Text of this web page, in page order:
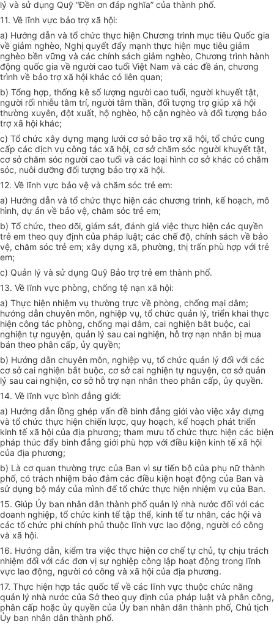
lý và sử dụng Quỹ “Đền ơn đáp nghĩa” của thành phố.
11. Về lĩnh vực bảo trợ xã hội:
a) Hướng dẫn và tổ chức thực hiện Chương trình mục tiêu Quốc gia
về giảm nghèo, Nghị quyết đẩy mạnh thực hiện mục tiêu giảm
nghèo bền vững và các chính sách giảm nghèo, Chương trình hành
động quốc gia về người cao tuổi Việt Nam và các đề án, chương
trình về bảo trợ xã hội khác có liên quan;
b) Tổng hợp, thống kê số lượng người cao tuổi, người khuyết tật,
người rối nhiễu tâm trí, người tâm thần, đối tượng trợ giúp xã hội
thường xuyên, đột xuất, hộ nghèo, hộ cận nghèo và đối tượng bảo
trợ xã hội khác;
c) Tổ chức xây dựng mạng lưới cơ sở bảo trợ xã hội, tổ chức cung
cấp các dịch vụ công tác xã hội, cơ sở chăm sóc người khuyết tật,
cơ sở chăm sóc người cao tuổi và các loại hình cơ sở khác có chăm
sóc, nuôi dưỡng đối tượng bảo trợ xã hội.
12. Về lĩnh vực bảo vệ và chăm sóc trẻ em:
a) Hướng dẫn và tổ chức thực hiện các chương trình, kế hoạch, mô
hình, dự án về bảo vệ, chăm sóc trẻ em;
b) Tổ chức, theo dõi, giám sát, đánh giá việc thực hiện các quyền
trẻ em theo quy định của pháp luật; các chế độ, chính sách về bảo
vệ, chăm sóc trẻ em; xây dựng xã, phường, thị trấn phù hợp với trẻ
em;
c) Quản lý và sử dụng Quỹ Bảo trợ trẻ em thành phố.
13. Về lĩnh vực phòng, chống tệ nạn xã hội:
a) Thực hiện nhiệm vụ thường trực về phòng, chống mại dâm;
hướng dẫn chuyên môn, nghiệp vụ, tổ chức quản lý, triển khai thực
hiện công tác phòng, chống mại dâm, cai nghiện bắt buộc, cai
nghiện tự nguyện, quản lý sau cai nghiện, hỗ trợ nạn nhân bị mua
bán theo phân cấp, ủy quyền;
b) Hướng dẫn chuyên môn, nghiệp vụ, tổ chức quản lý đối với các
cơ sở cai nghiện bắt buộc, cơ sở cai nghiện tự nguyện, cơ sở quản
lý sau cai nghiện, cơ sở hỗ trợ nạn nhân theo phân cấp, ủy quyền.
14. Về lĩnh vực bình đẳng giới:
a) Hướng dẫn lồng ghép vấn đề bình đẳng giới vào việc xây dựng
và tổ chức thực hiện chiến lược, quy hoạch, kế hoạch phát triển
kinh tế xã hội của địa phương; tham mưu tổ chức thực hiện các biện
pháp thúc đẩy bình đẳng giới phù hợp với điều kiện kinh tế xã hội
của địa phương;
b) Là cơ quan thường trực của Ban vì sự tiến bộ của phụ nữ thành
phố, có trách nhiệm bảo đảm các điều kiện hoạt động của Ban và
sử dụng bộ máy của mình để tổ chức thực hiện nhiệm vụ của Ban.
15. Giúp Ủy ban nhân dân thành phố quản lý nhà nước đối với các
doanh nghiệp, tổ chức kinh tế tập thể, kinh tế tư nhân, các hội và
các tổ chức phi chính phủ thuộc lĩnh vực lao động, người có công
và xã hội.
16. Hướng dẫn, kiểm tra việc thực hiện cơ chế tự chủ, tự chịu trách
nhiệm đối với các đơn vị sự nghiệp công lập hoạt động trong lĩnh
vực lao động, người có công và xã hội của địa phương.
17. Thực hiện hợp tác quốc tế về các lĩnh vực thuộc chức năng
quản lý nhà nước của Sở theo quy định của pháp luật và phân công,
phân cấp hoặc ủy quyền của Ủy ban nhân dân thành phố, Chủ tịch
Ủy ban nhân dân thành phố.